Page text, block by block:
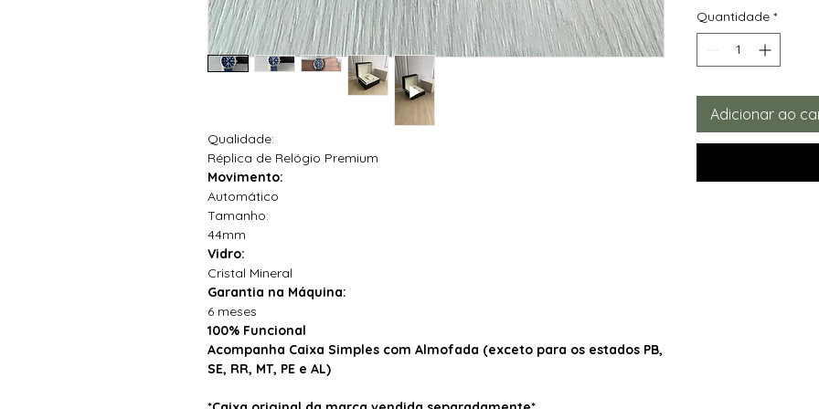
Qualidade:
Réplica de Relógio Premium
Movimento:
Automático
Tamanho:
44mm
Vidro:
Cristal Mineral
Garantia na Máquina:
6 meses
100% Funcional
Acompanha Caixa Simples com Almofada (exceto para os estados PB,
SE, RR, MT, PE e AL)
Quantidade *
Adicionar ao